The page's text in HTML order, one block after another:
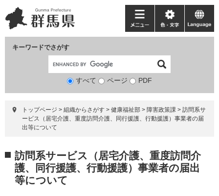
ー
ジ
ニ
ュ
て
キーワードでさがす
検
象
すべて ページ PDF
メ
ニ
ー
色・
文
language
トップページ > 組織からさがす > 健康福祉部 > 障害政策課 > 訪問系サ
ービス（居宅介護、重度訪問介護、同行援護、行動援護）事業者の届
出等について
文 訪問系サービス（居宅介護、重度訪問介
護、同行援護、行動援護）事業者の届出
等について